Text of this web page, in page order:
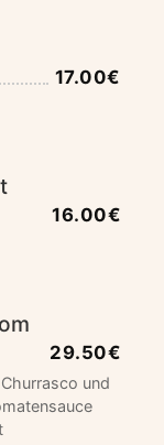
17.00€
16.00€
29.50€
und